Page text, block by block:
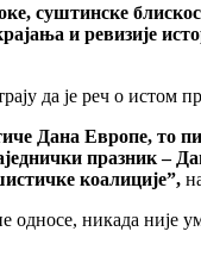
суштинске
и ревизије
да је реч о истом
Дана Европе,
празник –
коалиције”,
односе, никада